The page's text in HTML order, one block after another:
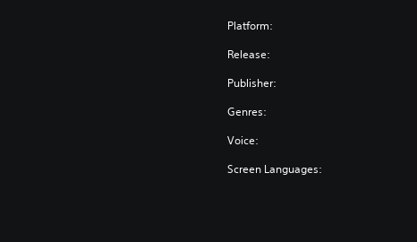
Platform:
Release:
Publisher:
Genres:
Voice:
Screen Languages: